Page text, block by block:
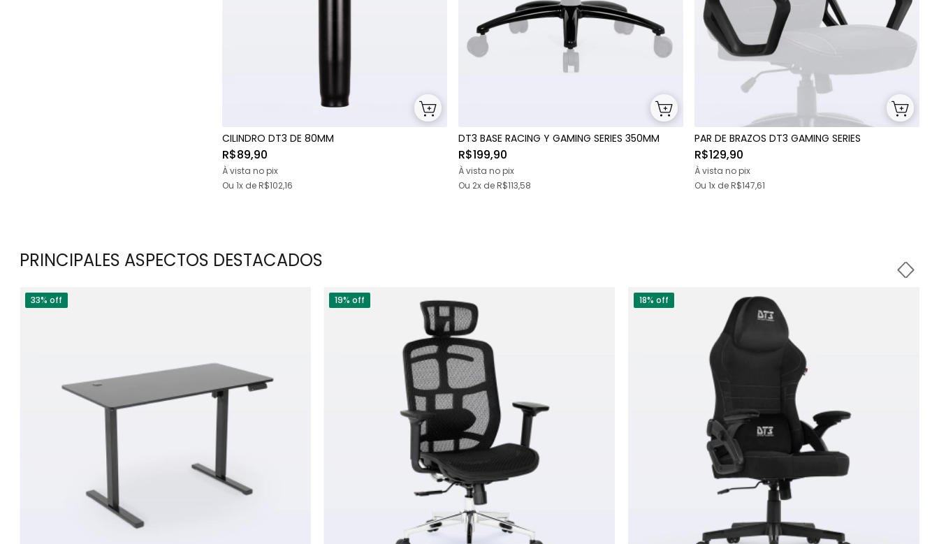
CILINDRO DT3 DE 80MM
R$89,90
À vista no pix
Ou 1x deR$102,16
DT3 BASE RACING Y GAMING SERIES 350MM
R$199,90
À vista no pix
Ou 2x deR$113,58
PAR DE BRAZOS DT3 GAMING SERIES
R$129,90
À vista no pix
Ou 1x deR$147,61
PRINCIPALES ASPECTOS DESTACADOS
33% off 19% off 18% off